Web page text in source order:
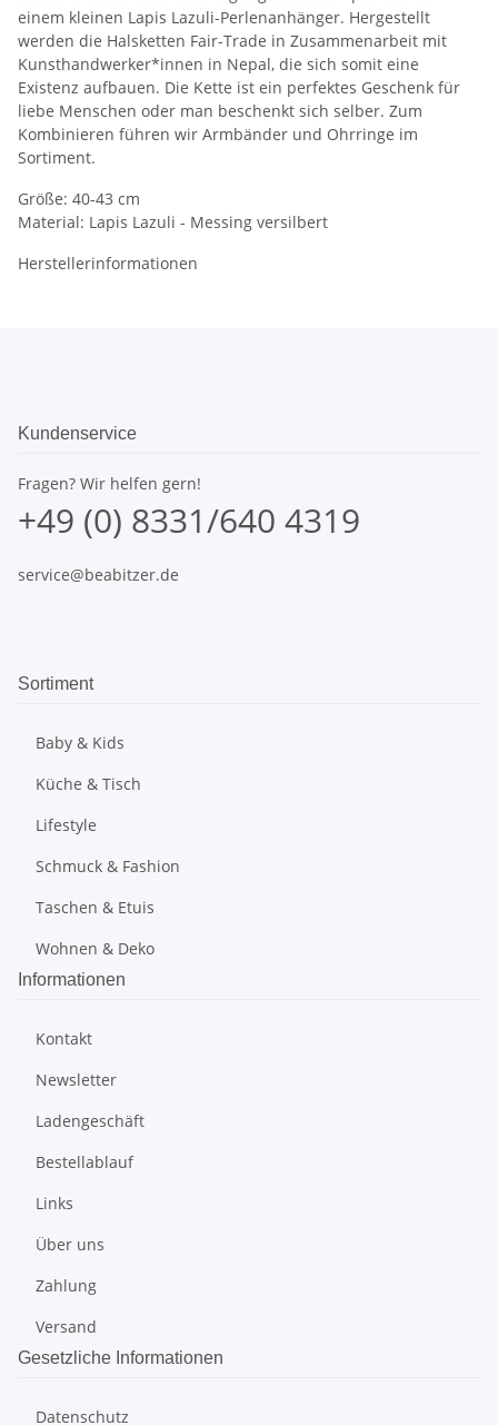
einem kleinen Lapis Lazuli-Perlenanhänger. Hergestellt
werden die Halsketten Fair-Trade in Zusammenarbeit mit
Kunsthandwerker*innen in Nepal, die sich somit eine
Existenz aufbauen. Die Kette ist ein perfektes Geschenk für
liebe Menschen oder man beschenkt sich selber. Zum
Kombinieren führen wir Armbänder und Ohrringe im
Sortiment.
Größe: 40-43 cm
Material: Lapis Lazuli - Messing versilbert
Herstellerinformationen
Kundenservice
Fragen? Wir helfen gern!
+49 (0) 8331/640 4319
service@beabitzer.de
Sortiment
Baby & Kids
Küche & Tisch
Lifestyle
Schmuck & Fashion
Taschen & Etuis
Wohnen & Deko
Informationen
Kontakt
Newsletter
Ladengeschäft
Bestellablauf
Links
Über uns
Zahlung
Versand
Gesetzliche Informationen
Datenschutz